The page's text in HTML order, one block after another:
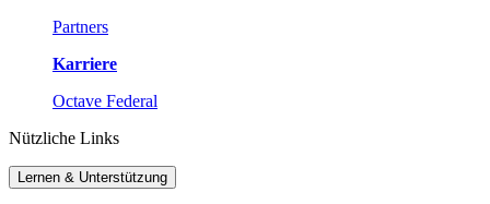
Partners
Karriere
Octave Federal
Nützliche Links
Lernen & Unterstützung